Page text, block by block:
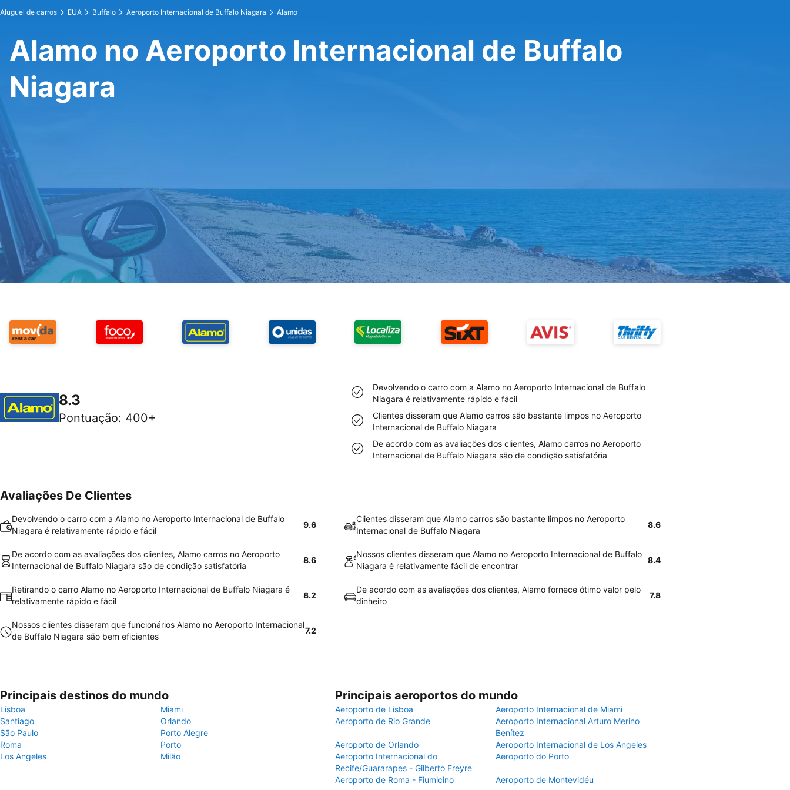
Aluguel de carros EUA Buffalo Aeroporto Internacional de Buffalo Niagara Alamo
Alamo no Aeroporto Internacional de Buffalo
Niagara
8.3
Pontuação: 400+
Devolvendo o carro com a Alamo no Aeroporto Internacional de Buffalo
Niagara é relativamente rápido e fácil
Clientes disseram que Alamo carros são bastante limpos no Aeroporto
Internacional de Buffalo Niagara
De acordo com as avaliações dos clientes, Alamo carros no Aeroporto
Internacional de Buffalo Niagara são de condição satisfatória
Avaliações De Clientes
Devolvendo o carro com a Alamo no Aeroporto Internacional de Buffalo
Niagara é relativamente rápido e fácil
9.6
Clientes disseram que Alamo carros são bastante limpos no Aeroporto
Internacional de Buffalo Niagara
8.6
De acordo com as avaliações dos clientes, Alamo carros no Aeroporto
Internacional de Buffalo Niagara são de condição satisfatória
8.6
Nossos clientes disseram que Alamo no Aeroporto Internacional de Buffalo
Niagara é relativamente fácil de encontrar
8.4
Retirando o carro Alamo no Aeroporto Internacional de Buffalo Niagara é
relativamente rápido e fácil
8.2
De acordo com as avaliações dos clientes, Alamo fornece ótimo valor pelo
dinheiro
7.8
Nossos clientes disseram que funcionários Alamo no Aeroporto Internacional
de Buffalo Niagara são bem eficientes
7.2
Principais destinos do mundo
Lisboa
Miami
Santiago
Orlando
São Paulo
Porto Alegre
Roma
Porto
Los Angeles
Milão
Principais aeroportos do mundo
Aeroporto de Lisboa
Aeroporto Internacional de Miami
Aeroporto de Rio Grande
Aeroporto Internacional Arturo Merino
Benítez
Aeroporto de Orlando
Aeroporto Internacional de Los Angeles
Aeroporto Internacional do
Recife/Guararapes - Gilberto Freyre
Aeroporto do Porto
Aeroporto de Roma - Fiumicino Aeroporto de Montevidéu